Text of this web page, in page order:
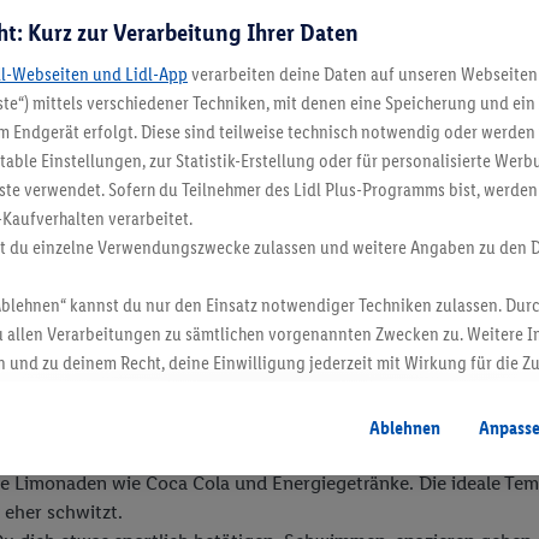
reagierst, ein Lichtschutzfaktor von mindestens 30
chemischen Filtern. Einige Frauen neigen zu
werden.
Mahlzeiten haben. Verteile kleinere und nicht
ein gut gegrilltes Steak erlaubt – «well done» versteht
von Salmonellengefahr vermieden werden.
die Muttermilch, Durst und Hunger des Babies zu
ist, dass die stillende Mutter ebenfalls häufig und
ist klassisches Mineralwasser, es sollte möglichst
Das ideale Getränk sollte auch Mineralien wie
werden.
hat generell gute Qualität. Es sollte aber nicht als
mit Apfelmost gemischt wird.
hochwertige Fruchtsäfte, zuckerarm, mit Wasser
Zähne angreift. Ebenfalls gut eignen sich Früchte- und
Himbeerblütentee kann Wehen auslösen.
wie Coca Cola und Energiegetränke. Die ideale
eher schwitzt.
Kurz zur Verarbeitung Ihrer Daten
Webseiten und Lidl-App verarbeiten deine Daten auf unseren
mittels verschiedener Techniken, mit denen eine Speicherung und
Endgerät erfolgt. Diese sind teilweise technisch notwendig oder
Einstellungen, zur Statistik-Erstellung oder für personalisierte
verwendet. Sofern du Teilnehmer des Lidl Plus-Programms bist,
verarbeitet.
du einzelne Verwendungszwecke zulassen und weitere Angaben zu den
kannst du nur den Einsatz notwendiger Techniken zulassen.
allen Verarbeitungen zu sämtlichen vorgenannten Zwecken zu. Weitere
und zu deinem Recht, deine Einwilligung jederzeit mit Wirkung für die
Ablehnen